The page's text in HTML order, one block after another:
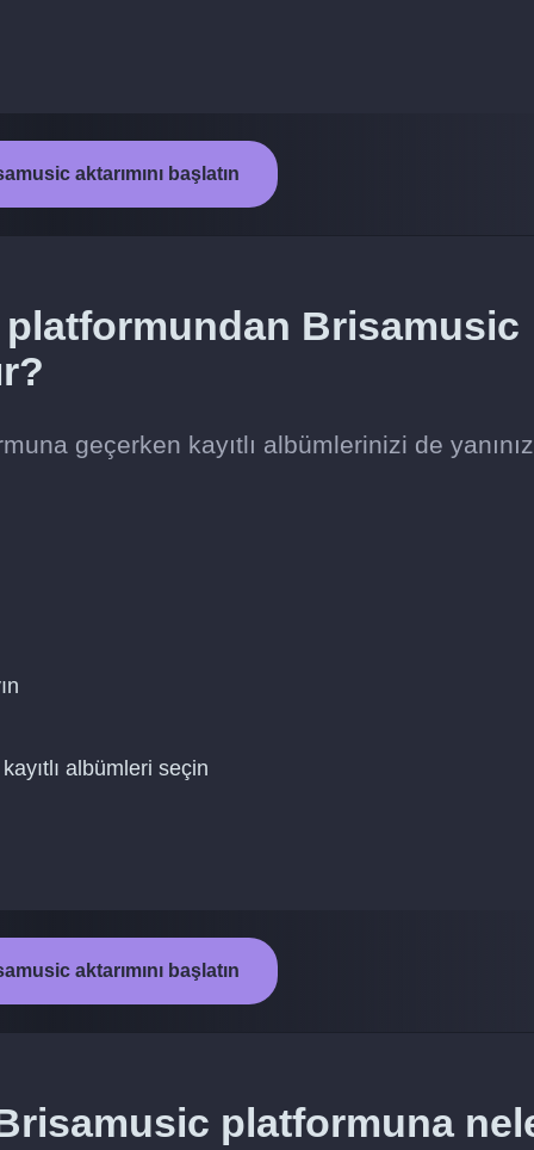
aktarımını başlatın
platformundan Brisamusic
geçerken kayıtlı albümlerinizi de
albümleri seçin
aktarımını başlatın
platformuna